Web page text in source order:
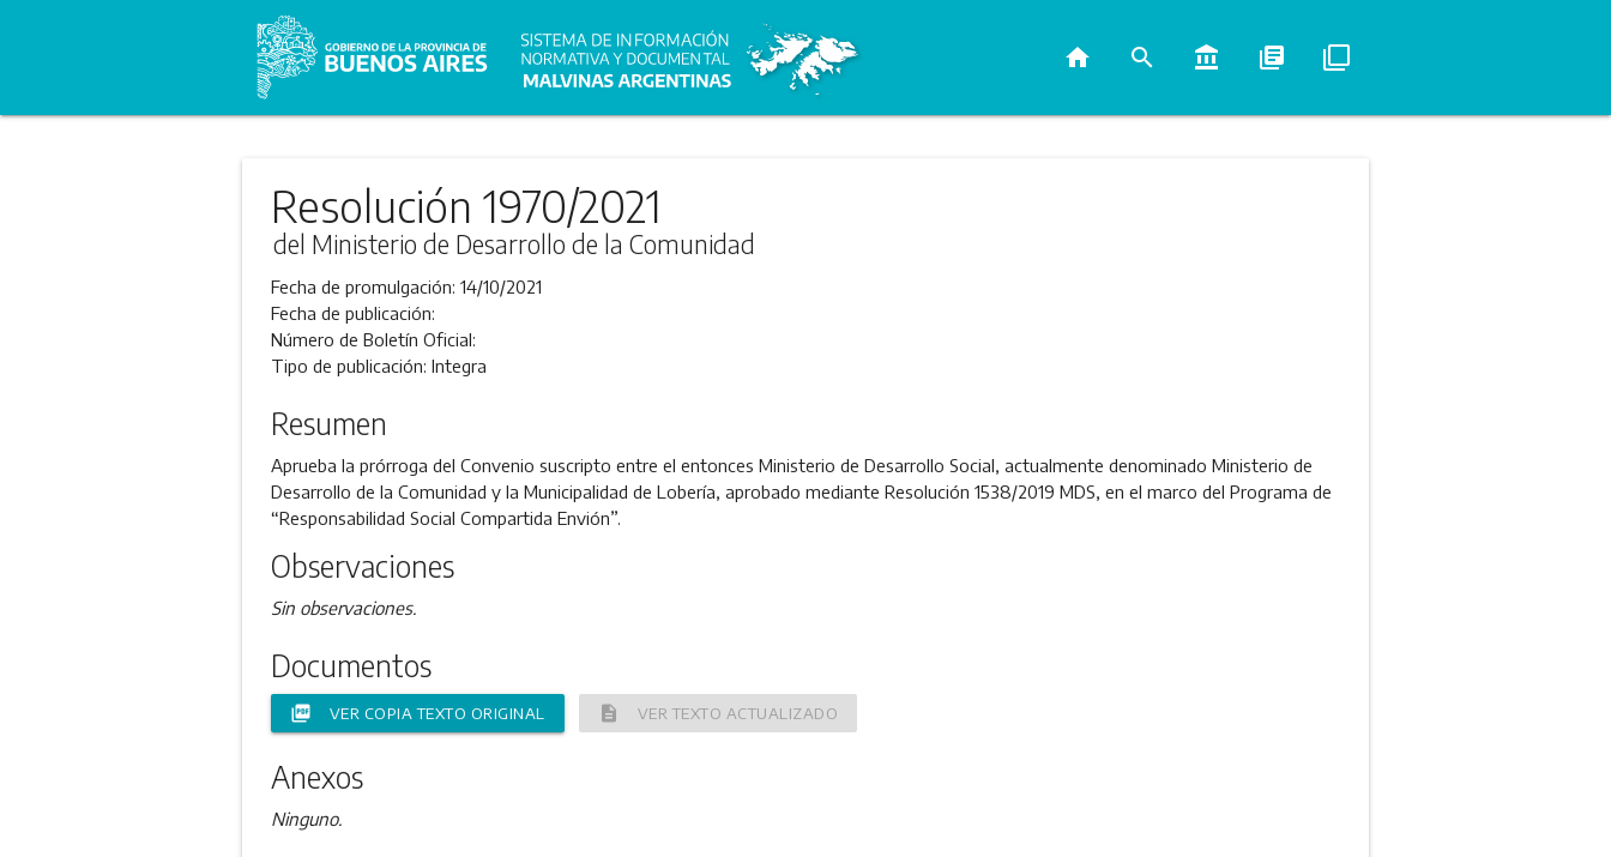
home search account_balance library_books filter_none
Resolución 1970/2021
del Ministerio de Desarrollo de la Comunidad
Fecha de promulgación: 14/10/2021
Fecha de publicación:
Número de Boletín Oficial:
Tipo de publicación: Integra
Resumen
Aprueba la prórroga del Convenio suscripto entre el entonces Ministerio de Desarrollo Social, actualmente denominado Ministerio de
Desarrollo de la Comunidad y la Municipalidad de Lobería, aprobado mediante Resolución 1538/2019 MDS, en el marco del Programa de
“Responsabilidad Social Compartida Envión”.
Observaciones
Sin observaciones.
Documentos
picture_as_pdf VER COPIA TEXTO ORIGINAL description VER TEXTO ACTUALIZADO
Anexos
Ninguno.